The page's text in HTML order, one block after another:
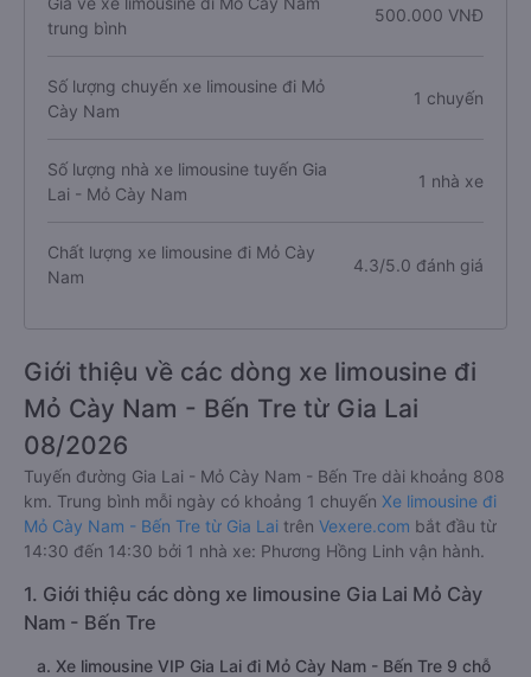
trung bình
500.000 VNĐ
Số lượng chuyến xe limousine đi Mỏ
Cày Nam
1 chuyến
Số lượng nhà xe limousine tuyến Gia
Lai - Mỏ Cày Nam
1 nhà xe
Chất lượng xe limousine đi Mỏ Cày
Nam
4.3/5.0 đánh giá
Giới thiệu về các dòng xe limousine đi
Mỏ Cày Nam - Bến Tre từ Gia Lai
08/2026
Tuyến đường Gia Lai - Mỏ Cày Nam - Bến Tre dài khoảng 808
km. Trung bình mỗi ngày có khoảng 1 chuyến Xe limousine đi
Mỏ Cày Nam - Bến Tre từ Gia Lai trên Vexere.com bắt đầu từ
14:30 đến 14:30 bởi 1 nhà xe: Phương Hồng Linh vận hành.
1. Giới thiệu các dòng xe limousine Gia Lai Mỏ Cày
Nam - Bến Tre
a. Xe limousine VIP Gia Lai đi Mỏ Cày Nam - Bến Tre 9 chỗ